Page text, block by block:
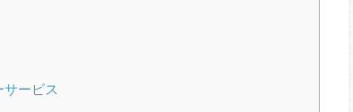
ービス